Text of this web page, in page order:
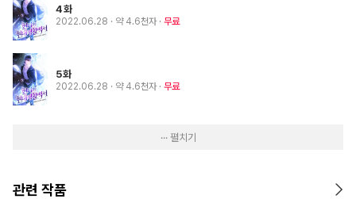
4화
2022.06.28 · 약 4.6천자 무료
5화
2022.06.28 · 약 4.6천자 무료
··· 펼치기
관련 작품